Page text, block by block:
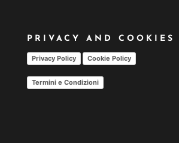
PRIVACY AND COOKIES
Privacy Policy Cookie Policy
Termini e Condizioni